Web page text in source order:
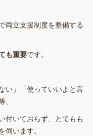
両立支援制度を整備する
も重要です。
い」「使っていいよと言
付いておらず、とてもも
います。